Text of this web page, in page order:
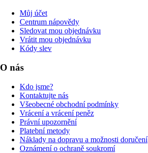
Můj účet
Centrum nápovědy
Sledovat mou objednávku
Vrátit mou objednávku
Kódy slev
O nás
Kdo jsme?
Kontaktujte nás
Všeobecné obchodní podmínky
Vrácení a vrácení peněz
Právní upozornění
Platební metody
Náklady na dopravu a možnosti doručení
Oznámení o ochraně soukromí